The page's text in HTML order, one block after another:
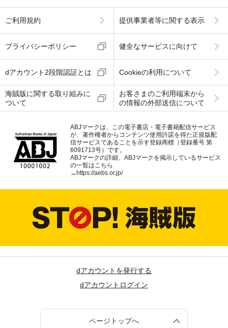
ご利用規約 提供事業者等に関する表示
プライバシーポリシー 健全なサービスに向けて
dアカウント2段階認証とは Cookieの利用について
海賊版に関する取り組みに
ついて
お客さまのご利用端末から
の情報の外部送信について
ABJマークは、この電子書店・電子書籍配信サービス
が、著作権者からコンテンツ使用許諾を得た正規版配
信サービスであることを示す登録商標（登録番号 第
6091713号）です。
ABJマークの詳細、ABJマークを掲示しているサービス
の一覧はこちら
→ https://aebs.or.jp/
dアカウントを発行する
dアカウントログイン
ページトップへ